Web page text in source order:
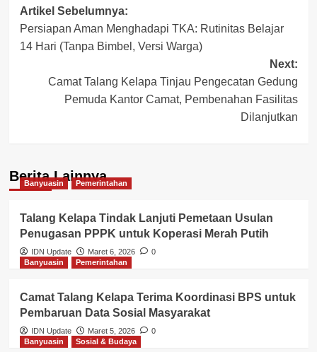
Post
navigation
Artikel Sebelumnya:
Persiapan Aman Menghadapi TKA: Rutinitas Belajar
14 Hari (Tanpa Bimbel, Versi Warga)
Next:
Camat Talang Kelapa Tinjau Pengecatan Gedung
Pemuda Kantor Camat, Pembenahan Fasilitas
Dilanjutkan
Berita Lainnya
Banyuasin Pemerintahan
Talang Kelapa Tindak Lanjuti Pemetaan Usulan
Penugasan PPPK untuk Koperasi Merah Putih
IDN Update Maret 6, 2026
0
Banyuasin
Pemerintahan
Camat Talang Kelapa Terima Koordinasi BPS untuk
Pembaruan Data Sosial Masyarakat
IDN Update Maret 5, 2026
0
Banyuasin
Sosial & Budaya